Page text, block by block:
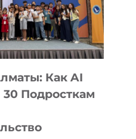
Как AI
Подросткам